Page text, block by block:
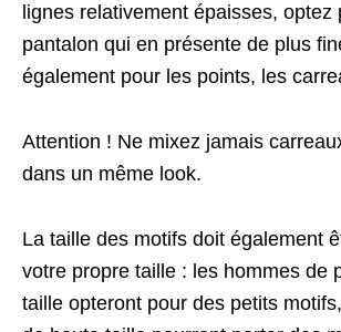
lignes relativement épaisses, optez
pantalon qui en présente de plus
également pour les points, les
Attention ! Ne mixez jamais
dans un même look.
La taille des motifs doit également
votre propre taille : les hommes de
taille opteront pour des petits